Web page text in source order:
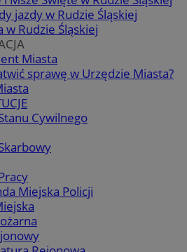
jazdy w Rudzie Śląskiej
w Rudzie Śląskiej
Miasta
sprawę w Urzędzie Miasta?
Cywilnego
Miejska Policji